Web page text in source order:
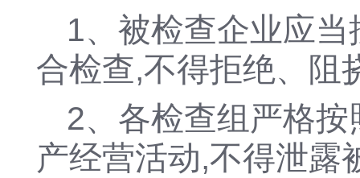
1、被检查企业应
合检查,不得拒绝、阻
2、各检查组严格
产经营活动,不得泄露